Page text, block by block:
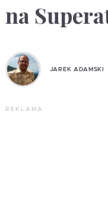
na
JAREK ADAMSKI
REKLAMA